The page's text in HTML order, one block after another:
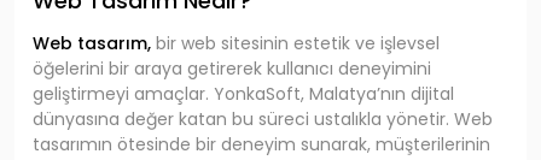
Web tasarım, bir web sitesinin estetik ve işlevsel
öğelerini bir araya getirerek kullanıcı deneyimini
geliştirmeyi amaçlar. YonkaSoft, Malatya’nın dijital
dünyasına değer katan bu süreci ustalıkla yönetir. Web
tasarımın ötesinde bir deneyim sunarak, müşterilerinin